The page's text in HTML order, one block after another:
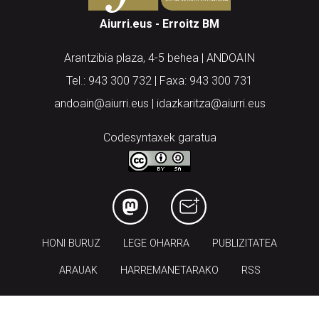
Aiurri.eus - Erroitz BM
Arantzibia plaza, 4-5 behea | ANDOAIN
Tel.: 943 300 732 | Faxa: 943 300 731
andoain@aiurri.eus | idazkaritza@aiurri.eus
Codesyntaxek garatua
HONI BURUZ LEGE OHARRA PUBLIZITATEA
ARAUAK HARREMANETARAKO RSS